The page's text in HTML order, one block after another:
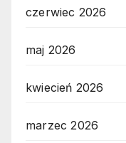
czerwiec 2026
maj 2026
kwiecień 2026
marzec 2026